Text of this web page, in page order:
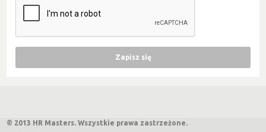
© 2013 HR Masters. Wszystkie prawa zastrzeżone.